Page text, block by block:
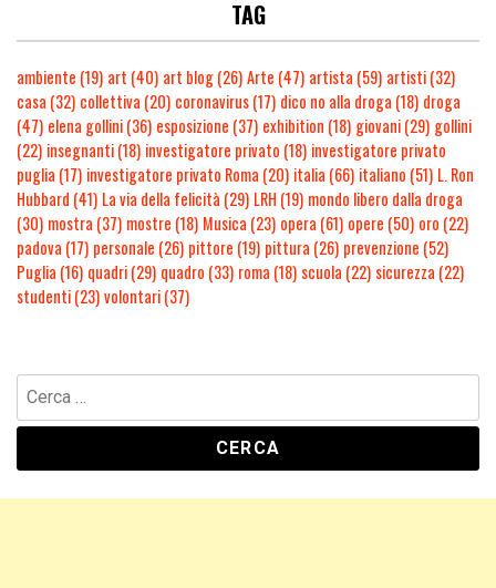
TAG
ambiente (19) art (40) art blog(26)Arte (47) artista (59) artisti(32)
casa (32) collettiva (20) coronavirus(17) dico no alla droga (18) droga
(47) elena gollini(36) esposizione (37) exhibition (18) giovani(29) gollini
(22) insegnanti(18) investigatore privato (18) investigatore privato
puglia (17) investigatore privato Roma (20) italia (66) italiano (51) L. Ron
Hubbard (41) La via della felicità (29) LRH (19) mondo libero dalla droga
(30) mostra (37) mostre (18) Musica (23) opera (61) opere (50) oro (22)
padova (17) personale (26) pittore (19) pittura (26) prevenzione (52)
Puglia (16) quadri(29) quadro (33) roma (18) scuola (22) sicurezza (22)
studenti(23)volontari(37)